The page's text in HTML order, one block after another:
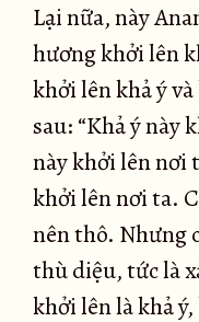
Lại nữa, này
hương khởi lên
khởi lên khả ý
sau: “Khả ý này
này khởi lên nơi
khởi lên nơi ta.
nên thô. Nhưng
thù diệu, tức là
khởi lên là khả